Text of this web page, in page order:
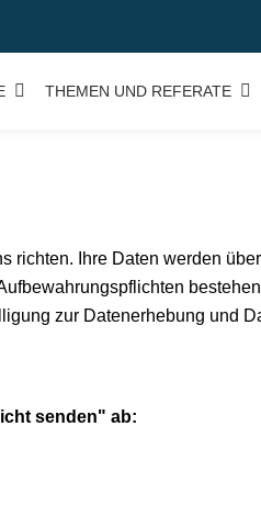
THEMEN UND REFERATE
richten. Ihre Daten werden
zur Datenerhebung und
senden" ab: